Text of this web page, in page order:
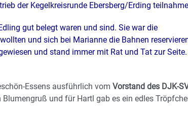
der Kegelkreisrunde Ebersberg/Erding
gut belegt waren und sind. Sie war die
und sich bei Marianne die Bahnen
und stand immer mit Rat und Tat zur Seite.
Essens ausführlich vom Vorstand des DJK-
und für Hartl gab es ein edles